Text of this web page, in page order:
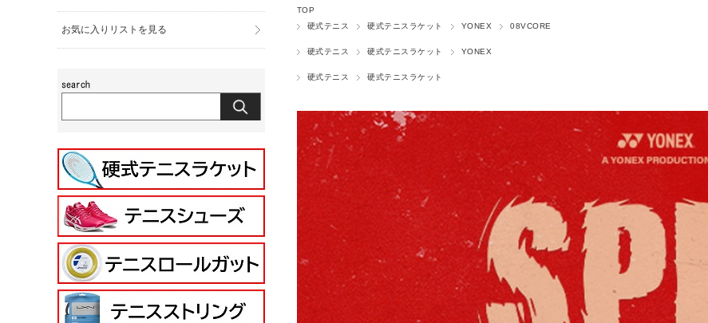
TOP
硬式テニス
硬式テニスラケット YONEX 08VCORE
硬式テニス 硬式テニスラケット YONEX
硬式テニス 硬式テニスラケット
お気に入りリストを見る